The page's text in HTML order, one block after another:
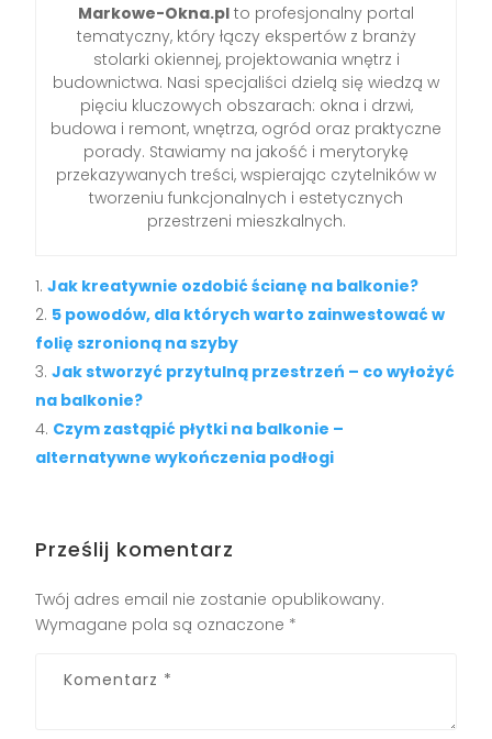
Markowe-Okna.pl to profesjonalny portal
tematyczny, który łączy ekspertów z branży
stolarki okiennej, projektowania wnętrz i
budownictwa. Nasi specjaliści dzielą się wiedzą w
pięciu kluczowych obszarach: okna i drzwi,
budowa i remont, wnętrza, ogród oraz praktyczne
porady. Stawiamy na jakość i merytorykę
przekazywanych treści, wspierając czytelników w
tworzeniu funkcjonalnych i estetycznych
przestrzeni mieszkalnych.
Jak kreatywnie ozdobić ścianę na balkonie?
5 powodów, dla których warto zainwestować w
folię szronioną na szyby
Jak stworzyć przytulną przestrzeń – co wyłożyć
na balkonie?
Czym zastąpić płytki na balkonie –
alternatywne wykończenia podłogi
Prześlij komentarz
Twój adres email nie zostanie opublikowany.
Wymagane pola są oznaczone *